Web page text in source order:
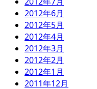
2012年6月
2012年5月
2012年4月
2012年3月
2012年2月
2012年1月
2011年12月